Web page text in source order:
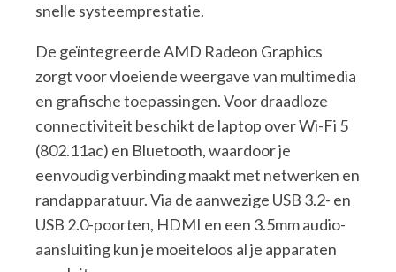
snelle systeemprestatie.
De geïntegreerde AMD Radeon Graphics
zorgt voor vloeiende weergave van multimedia
en grafische toepassingen. Voor draadloze
connectiviteit beschikt de laptop over Wi-Fi 5
(802.11ac) en Bluetooth, waardoor je
eenvoudig verbinding maakt met netwerken en
randapparatuur. Via de aanwezige USB 3.2- en
USB 2.0-poorten, HDMI en een 3.5mm audio-
aansluiting kun je moeiteloos al je apparaten